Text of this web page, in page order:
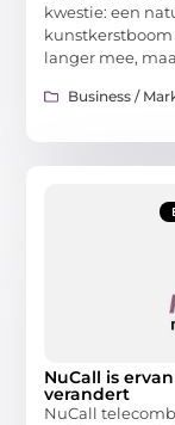
kwestie: een
langer mee,
Business /
NuCall is
verandert
NuCall